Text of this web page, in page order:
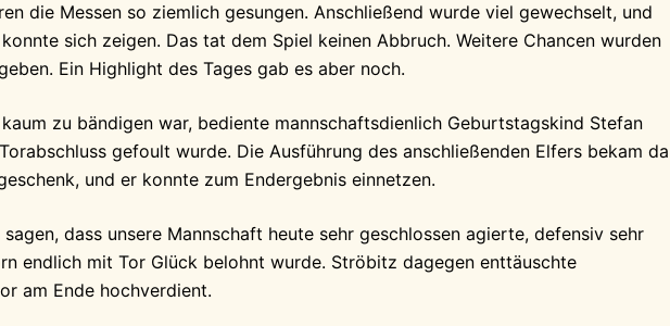
die Messen so ziemlich gesungen. Anschließend wurde viel gewechselt, und
sich zeigen. Das tat dem Spiel keinen Abbruch. Weitere Chancen wurden
Ein Highlight des Tages gab es aber noch.
zu bändigen war, bediente mannschaftsdienlich Geburtstagskind Stefan
gefoult wurde. Die Ausführung des anschließenden Elfers bekam
und er konnte zum Endergebnis einnetzen.
sagen, dass unsere Mannschaft heute sehr geschlossen agierte, defensiv sehr
endlich mit Tor Glück belohnt wurde. Ströbitz dagegen enttäuschte
am Ende hochverdient.